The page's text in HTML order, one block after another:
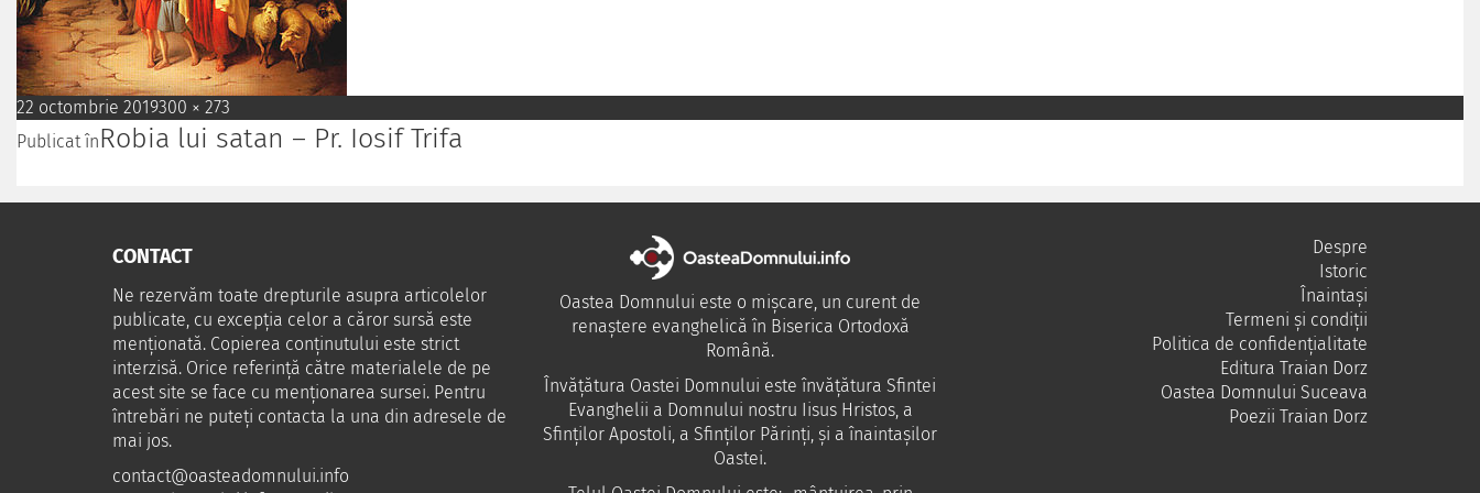
22 octombrie 2019300 × 273
Publicat înRobia lui satan – Pr. Iosif Trifa
CONTACT
Ne rezervăm toate drepturile asupra articolelor
publicate, cu excepția celor a căror sursă este
menționată. Copierea conținutului este strict
interzisă. Orice referință către materialele de pe
acest site se face cu menționarea sursei. Pentru
întrebări ne puteţi contacta la una din adresele de
mai jos.
contact@oasteadomnului.info
Oastea Domnului este o mișcare, un curent de
renaștere evanghelică în Biserica Ortodoxă
Română.
Învăţătura Oastei Domnului este învăţătura Sfintei
Evanghelii a Domnului nostru Iisus Hristos, a
Sfinţilor Apostoli, a Sfinţilor Părinţi, şi a înaintaşilor
Oastei.
Despre
Istoric
Înaintași
Termeni și condiții
Politica de confidențialitate
Editura Traian Dorz
Oastea Domnului Suceava
Poezii Traian Dorz